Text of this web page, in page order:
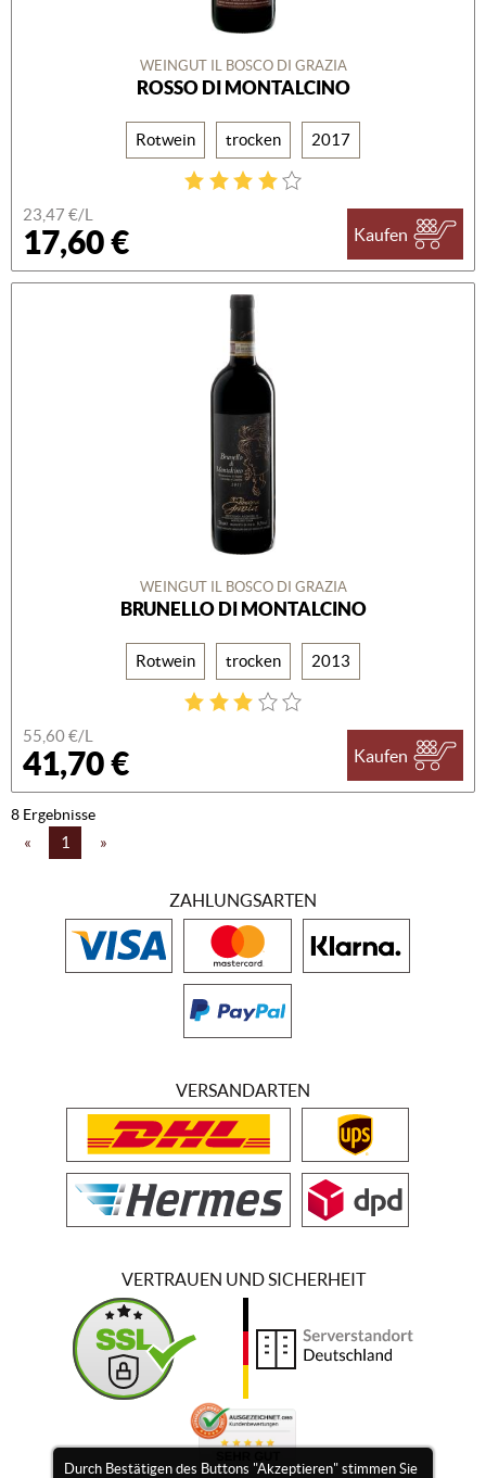
WEINGUT IL BOSCO DI GRAZIA
ROSSO DI MONTALCINO
Rotwein trocken 2017
23,47 €/L
17,60 € Kaufen
WEINGUT IL BOSCO DI GRAZIA
BRUNELLO DI MONTALCINO
Rotwein trocken 2013
55,60 €/L
41,70 € Kaufen
8 Ergebnisse
« 1 »
Durch Bestätigen des Buttons "Akzeptieren" stimmen Sie
ZAHLUNGSARTEN
VERSANDARTEN
VERTRAUEN UND SICHERHEIT